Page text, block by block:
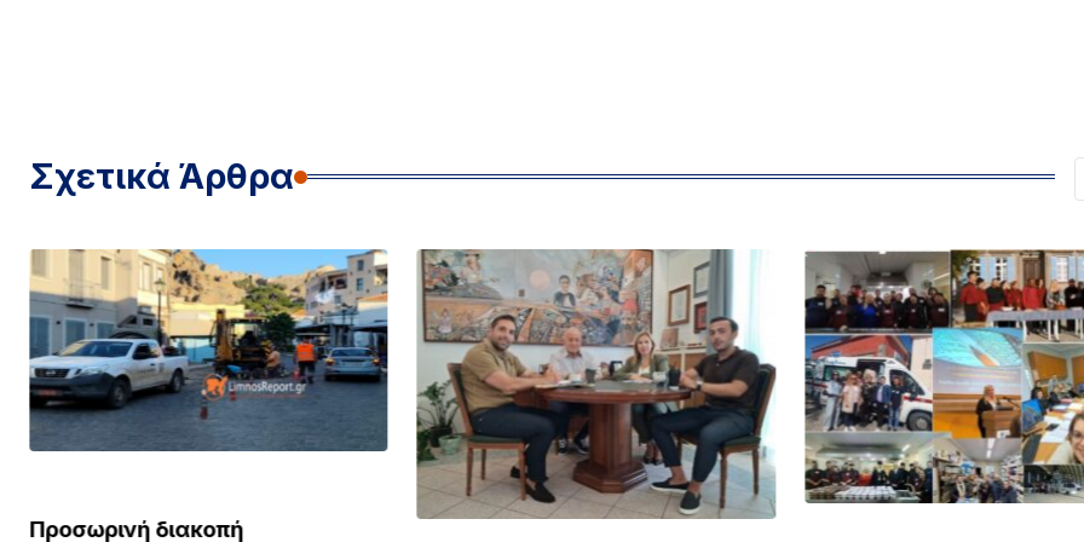
Σχετικά Άρθρα
Προσωρινή διακοπή